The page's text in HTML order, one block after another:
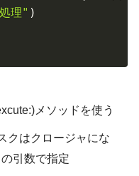
理" )
メソッドを使う
クはクロージャにな
引数で指定